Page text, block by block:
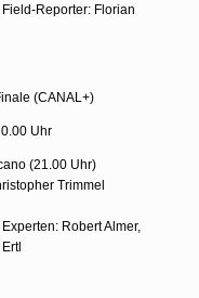
Reporter: Florian
(CANAL+)
Uhr
(21.00 Uhr)
Trimmel
Robert Almer,